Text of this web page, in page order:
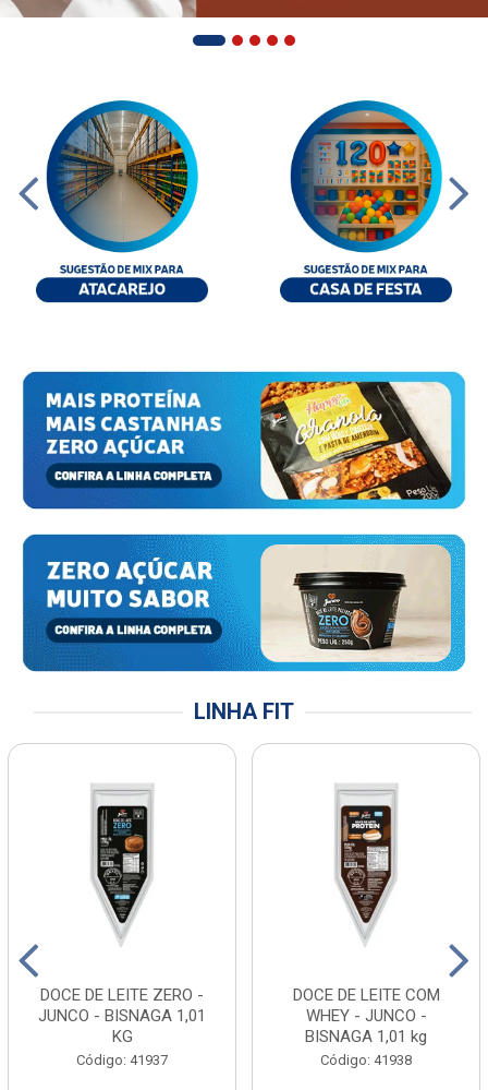
LINHA FIT
DOCE DE LEITE ZERO -
JUNCO - BISNAGA 1,01
KG
Código: 41937
DOCE DE LEITE COM
WHEY - JUNCO -
BISNAGA 1,01 kg
Código: 41938